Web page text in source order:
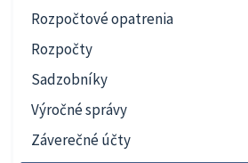
Rozpočtové opatrenia
Rozpočty
Sadzobníky
Výročné správy
Záverečné účty